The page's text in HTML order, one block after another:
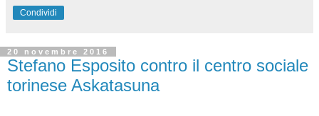
Condividi
20 novembre 2016
Stefano Esposito contro il centro sociale
torinese Askatasuna